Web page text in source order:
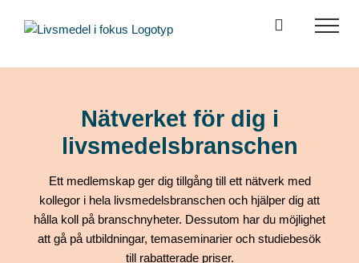
Nätverket för dig i
livsmedelsbranschen
Ett medlemskap ger dig tillgång till ett nätverk med
kollegor i hela livsmedelsbranschen och hjälper dig att
hålla koll på branschnyheter. Dessutom har du möjlighet
att gå på utbildningar, temaseminarier och studiebesök
till rabatterade priser.